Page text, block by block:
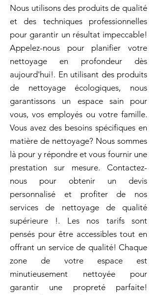
Nous utilisons des produits de qualité
et des techniques professionnelles
pour garantir un résultat impeccable!
Appelez-nous pour planifier votre
nettoyage en profondeur dès
aujourd'hui!. En utilisant des produits
de nettoyage écologiques, nous
garantissons un espace sain pour
vous, vos employés ou votre famille.
Vous avez des besoins spécifiques en
matière de nettoyage? Nous sommes
là pour y répondre et vous fournir une
prestation sur mesure. Contactez-
nous pour obtenir un devis
personnalisé et profiter de nos
services de nettoyage de qualité
supérieure !. Les nos tarifs sont
pensés pour être accessibles tout en
offrant un service de qualité! Chaque
zone de votre espace est
minutieusement nettoyée pour
garantir une propreté parfaite!